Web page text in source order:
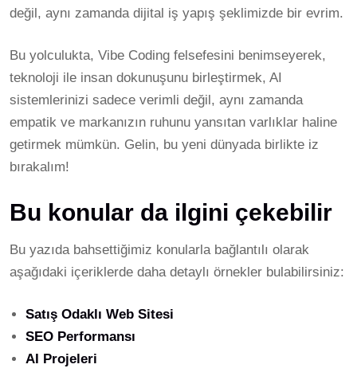
değil, aynı zamanda dijital iş yapış şeklimizde bir evrim.
Bu yolculukta, Vibe Coding felsefesini benimseyerek,
teknoloji ile insan dokunuşunu birleştirmek, AI
sistemlerinizi sadece verimli değil, aynı zamanda
empatik ve markanızın ruhunu yansıtan varlıklar haline
getirmek mümkün. Gelin, bu yeni dünyada birlikte iz
bırakalım!
Bu konular da ilgini çekebilir
Bu yazıda bahsettiğimiz konularla bağlantılı olarak
aşağıdaki içeriklerde daha detaylı örnekler bulabilirsiniz:
Satış Odaklı Web Sitesi
SEO Performansı
AI Projeleri